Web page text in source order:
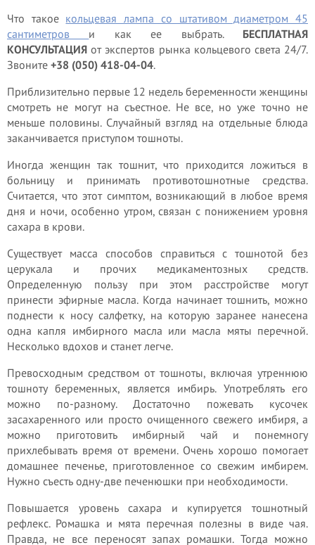
Что такое кольцевая лампа со штативом диаметром 45
сантиметров и как ее выбрать. БЕСПЛАТНАЯ
КОНСУЛЬТАЦИЯ от экспертов рынка кольцевого света 24/7.
Звоните +38 (050) 418-04-04.
Приблизительно первые 12 недель беременности женщины
смотреть не могут на съестное. Не все, но уже точно не
меньше половины. Случайный взгляд на отдельные блюда
заканчивается приступом тошноты.
Иногда женщин так тошнит, что приходится ложиться в
больницу и принимать противотошнотные средства.
Считается, что этот симптом, возникающий в любое время
дня и ночи, особенно утром, связан с понижением уровня
сахара в крови.
Существует масса способов справиться с тошнотой без
церукала и прочих медикаментозных средств.
Определенную пользу при этом расстройстве могут
принести эфирные масла. Когда начинает тошнить, можно
поднести к носу салфетку, на которую заранее нанесена
одна капля имбирного масла или масла мяты перечной.
Несколько вдохов и станет легче.
Превосходным средством от тошноты, включая утреннюю
тошноту беременных, является имбирь. Употреблять его
можно по-разному. Достаточно пожевать кусочек
засахаренного или просто очищенного свежего имбиря, а
можно приготовить имбирный чай и понемногу
прихлебывать время от времени. Очень хорошо помогает
домашнее печенье, приготовленное со свежим имбирем.
Нужно съесть одну-две печенюшки при необходимости.
Повышается уровень сахара и купируется тошнотный
рефлекс. Ромашка и мята перечная полезны в виде чая.
Правда, не все переносят запах ромашки. Тогда можно